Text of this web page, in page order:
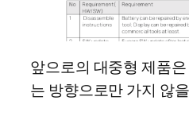
앞으로의 대중형 제품은
는 방향으로만 가지 않